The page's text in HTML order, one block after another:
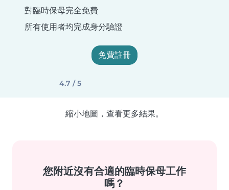
對臨時保母完全免費
所有使用者均完成身分驗證
免費註冊
4.7 / 5
縮小地圖，查看更多結果。
您附近沒有合適的臨時保母工作
嗎？